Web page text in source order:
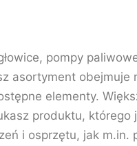
pompy
asortyment obejmuje
elementy.
produktu, którego
i osprzętu, jak m.in.